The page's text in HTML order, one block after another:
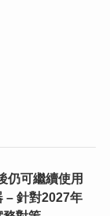
仍可繼續使用
– 針對2027年